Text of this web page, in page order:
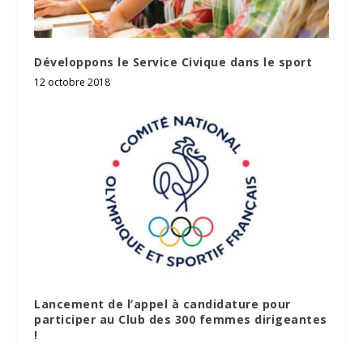
Développons le Service Civique dans le sport
12 octobre 2018
Lancement de l’appel à candidature pour
participer au Club des 300 femmes dirigeantes
!